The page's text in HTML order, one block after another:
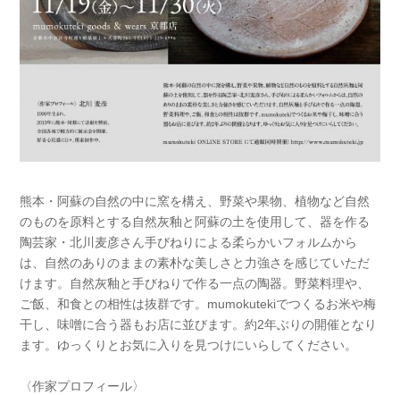
熊本・阿蘇の自然の中に窯を構え、野菜や果物、植物など自然
のものを原料とする自然灰釉と阿蘇の土を使用して、器を作る
陶芸家・北川麦彦さん手びねりによる柔らかいフォルムから
は、自然のありのままの素朴な美しさと力強さを感じていただ
けます。自然灰釉と手びねりで作る一点の陶器。野菜料理や、
ご飯、和食との相性は抜群です。mumokutekiでつくるお米や梅
干し、味噌に合う器もお店に並びます。約2年ぶりの開催となり
ます。ゆっくりとお気に入りを見つけにいらしてください。
〈作家プロフィール〉